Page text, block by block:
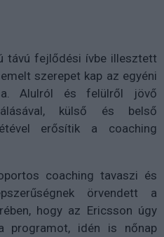
távú fejlődési ívbe illesztett
szerepet kap az egyéni
Alulról és felülről jövő
külső és belső
erősítik a coaching
coaching tavaszi és
örvendett a
hogy az Ericsson úgy
programot, idén is nőnap